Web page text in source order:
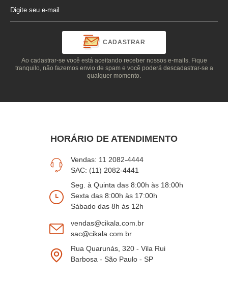
CADASTRAR
Ao cadastrar-se você está aceitando receber nossos e-mails. Fique
tranquilo, não fazemos envio de spam e você poderá descadastrar-se a
qualquer momento.
HORÁRIO DE ATENDIMENTO
Vendas: 11 2082-4444
SAC: (11) 2082-4441
Seg. à Quinta das 8:00h às 18:00h
Sexta das 8:00h às 17:00h
Sábado das 8h às 12h
vendas@cikala.com.br
sac@cikala.com.br
Rua Quarunás, 320 - Vila Rui
Barbosa - São Paulo - SP